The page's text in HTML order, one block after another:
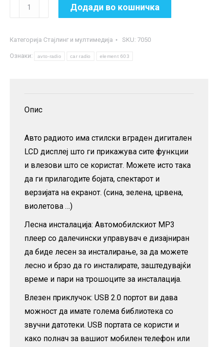
радио
MP3
player
количина
Додади во кошничка
Категорија Стајлинг и мултимедија SKU: 7050
Ознаки: avto-radio car radio element 603
Опис
Авто радиото има стилски вграден дигитален
LCD дисплеј што ги прикажува сите функции
и влезови што се користат. Можете исто така
да ги прилагодите бојата, спектарот и
верзијата на екранот. (сина, зелена, црвена,
виолетова …)
Лесна инсталација: Автомобилскиот MP3
плеер со далечински управувач е дизајниран
да биде лесен за инсталирање, за да можете
лесно и брзо да го инсталирате, заштедувајќи
време и пари на трошоците за инсталација.
Влезен приклучок: USB 2.0 портот ви дава
можност да имате голема библиотека со
звучни датотеки. USB портата се користи и
како полнач за вашиот мобилен телефон или